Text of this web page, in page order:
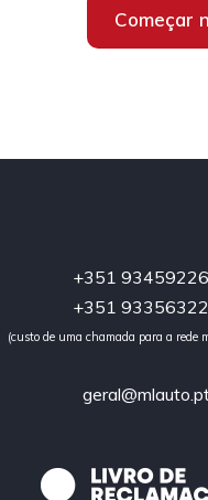
Começar
+351
+351
(custo de uma chamada para a rede